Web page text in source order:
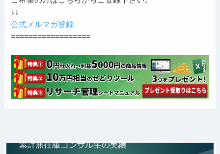
↓↓
公式メルマガ登録
==================